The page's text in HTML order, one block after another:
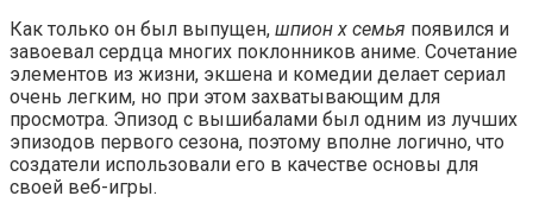
Как только он был выпущен, шпион х семья появился и
завоевал сердца многих поклонников аниме. Сочетание
элементов из жизни, экшена и комедии делает сериал
очень легким, но при этом захватывающим для
просмотра. Эпизод с вышибалами был одним из лучших
эпизодов первого сезона, поэтому вполне логично, что
создатели использовали его в качестве основы для
своей веб-игры.